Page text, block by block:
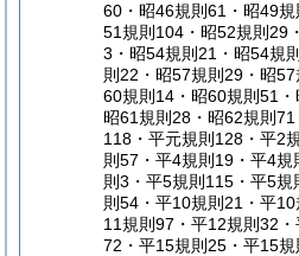
60・昭46規則61・昭49
51規則104・昭52規則29
3・昭54規則21・昭54規
則22・昭57規則29・昭
60規則14・昭60規則51
昭61規則28・昭62規則
118・平元規則128・平2
則57・平4規則19・平4
則3・平5規則115・平5
則54・平10規則21・平
11規則97・平12規則32
72・平15規則25・平15